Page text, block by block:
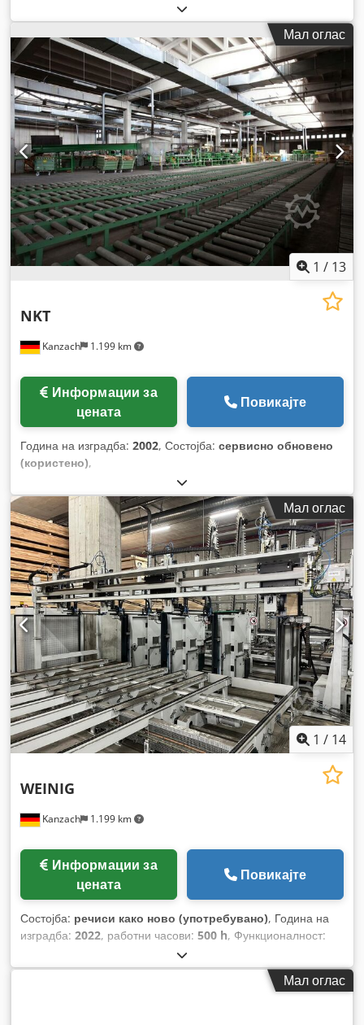
Мал оглас
1 / 13
Kanzach 1.199 km
NKT
цената
Повикајте
Година на изградба: 2002, Состојба: сервисно обновено
(користено),
Мал оглас
1 / 14
Kanzach 1.199 km
WEINIG
цената
Повикајте
Состојба: речиси како ново (употребувано), Година на
изградба: 2022, работни часови: 500 h, Функционалност:
Мал оглас